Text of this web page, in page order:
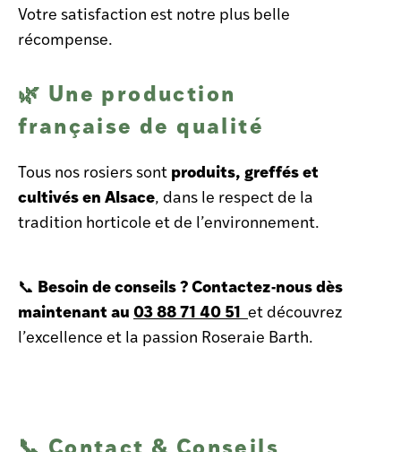
Votre satisfaction est notre plus belle
récompense.
🌿 Une production
française de qualité
Tous nos rosiers sont produits, greffés et
cultivés en Alsace, dans le respect de la
tradition horticole et de l’environnement.
📞 Besoin de conseils ? Contactez-nous dès
maintenant au03 88 71 40 51 et découvrez
l’excellence et la passion Roseraie Barth.
📞 Contact & Conseils